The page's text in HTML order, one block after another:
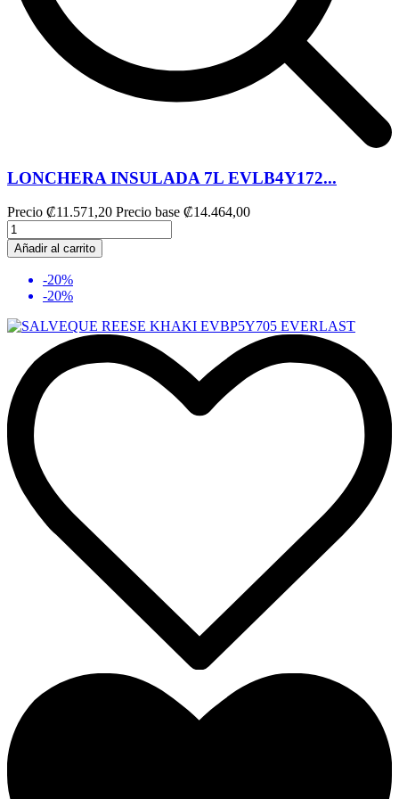
LONCHERA INSULADA 7L EVLB4Y172...
Precio ₡11.571,20 Precio base ₡14.464,00
Añadir al carrito
-20%
-20%